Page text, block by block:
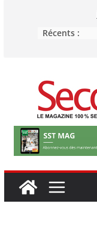
Récents :